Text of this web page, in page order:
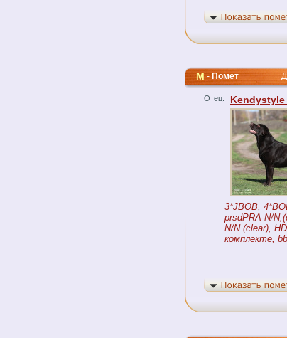
M-ПометДата
Отец: Kendystyle
3*JBOB,
prsdPRA-N/
N/N (clear),
комплекте,